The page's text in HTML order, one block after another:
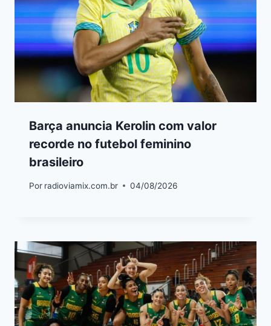
Barça anuncia Kerolin com valor
recorde no futebol feminino
brasileiro
Por radioviamix.com.br 04/08/2026